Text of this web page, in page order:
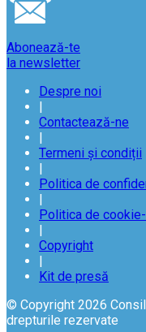
Abonează-te
la newsletter
Despre noi
|
Contactează-ne
|
Termeni și condiții
|
Politica de
|
Politica de
|
Copyright
|
Kit de presă
© Copyright 2026
drepturile rezervate